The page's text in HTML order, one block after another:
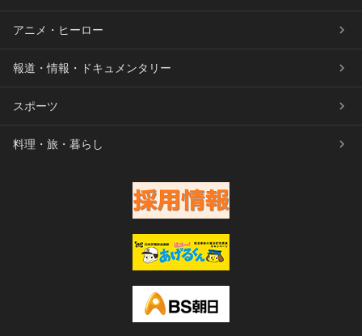
アニメ・ヒーロー
報道・情報・ドキュメンタリー
スポーツ
料理・旅・暮らし